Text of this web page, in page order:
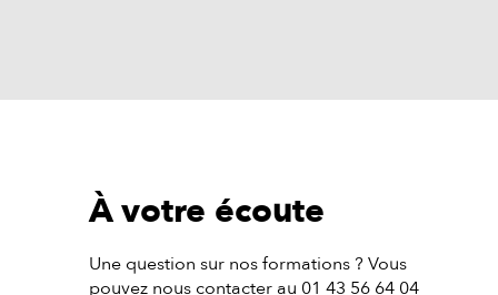
À votre écoute
Une question sur nos formations ? Vous
pouvez nous contacter au 01 43 56 64 04